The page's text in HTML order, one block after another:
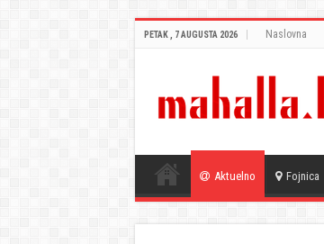
PETAK , 7 AUGUSTA 2026 Naslovna
Aktuelno Fojnica